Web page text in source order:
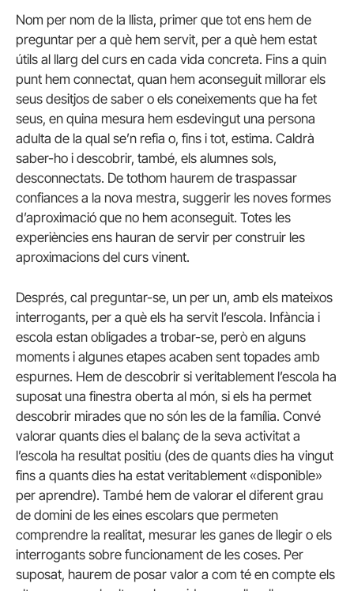
Nom per nom de la llista, primer que tot ens hem de
preguntar per a què hem servit, per a què hem estat
útils al llarg del curs en cada vida concreta. Fins a quin
punt hem connectat, quan hem aconseguit millorar els
seus desitjos de saber o els coneixements que ha fet
seus, en quina mesura hem esdevingut una persona
adulta de la qual se’n refia o, fins i tot, estima. Caldrà
saber-ho i descobrir, també, els alumnes sols,
desconnectats. De tothom haurem de traspassar
confiances a la nova mestra, suggerir les noves formes
d’aproximació que no hem aconseguit. Totes les
experiències ens hauran de servir per construir les
aproximacions del curs vinent.
Després, cal preguntar-se, un per un, amb els mateixos
interrogants, per a què els ha servit l’escola. Infància i
escola estan obligades a trobar-se, però en alguns
moments i algunes etapes acaben sent topades amb
espurnes. Hem de descobrir si veritablement l’escola ha
suposat una finestra oberta al món, si els ha permet
descobrir mirades que no són les de la família. Convé
valorar quants dies el balanç de la seva activitat a
l’escola ha resultat positiu (des de quants dies ha vingut
fins a quants dies ha estat veritablement «disponible»
per aprendre). També hem de valorar el diferent grau
de domini de les eines escolars que permeten
comprendre la realitat, mesurar les ganes de llegir o els
interrogants sobre funcionament de les coses. Per
suposat, haurem de posar valor a com té en compte els